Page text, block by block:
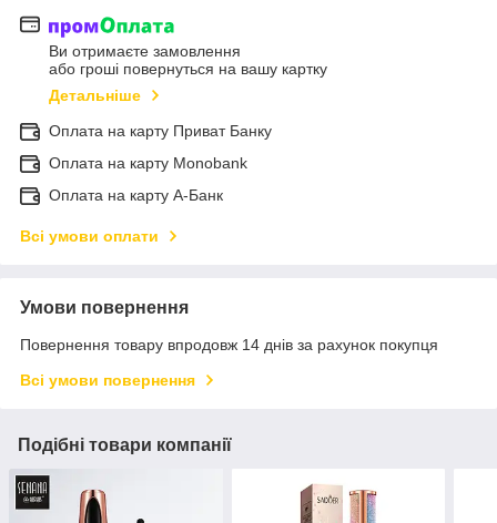
Ви отримаєте замовлення
або гроші повернуться на вашу картку
Детальніше
Оплата на карту Приват Банку
Оплата на карту Monobank
Оплата на карту А-Банк
Всі умови оплати
Умови повернення
Повернення товару впродовж 14 днів за рахунок покупця
Всі умови повернення
Подібні товари компанії